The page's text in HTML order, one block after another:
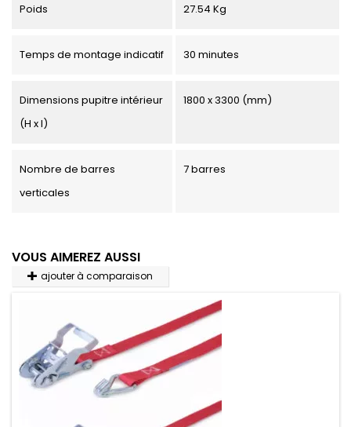
Poids 27.54 Kg
Temps de montage indicatif 30 minutes
Dimensions pupitre intérieur
(H x l)
1800 x 3300 (mm)
Nombre de barres
verticales
7 barres
VOUS AIMEREZ AUSSI
ajouter à comparaison